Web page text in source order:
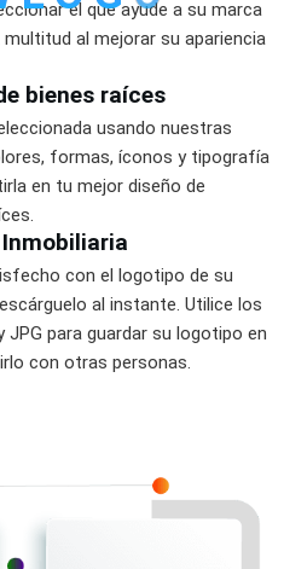
el que ayude a su marca
al mejorar su apariencia
bienes raíces
usando nuestras
formas, íconos y tipografía
en tu mejor diseño de
con el logotipo de su
al instante. Utilice los
JPG para guardar su logotipo en
con otras personas.